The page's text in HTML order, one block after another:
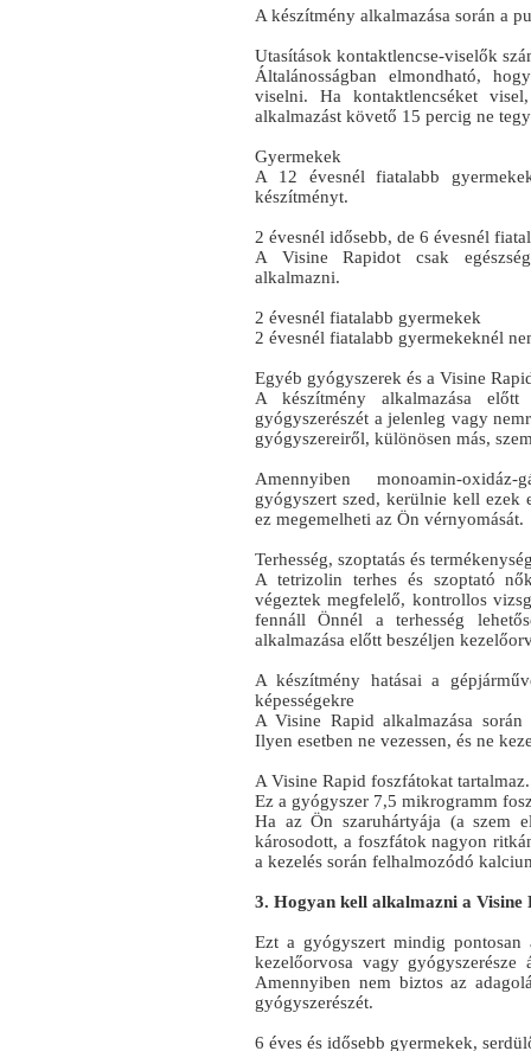
A készítmény alkalmazása során a
Utasítások kontaktlencse-viselők
Általánosságban elmondható,
viselni. Ha kontaktlencséket
alkalmazást követő 15 percig ne
Gyermekek
A 12 évesnél fiatalabb
készítményt.
2 évesnél idősebb, de 6 évesnél
A Visine Rapidot csak
alkalmazni.
2 évesnél fiatalabb gyermekek
2 évesnél fiatalabb gyermekeknél
Egyéb gyógyszerek és a Visine
A készítmény alkalmazása előtt
gyógyszerészét a jelenleg vagy
gyógyszereiről, különösen más,
Amennyiben monoamin-
gyógyszert szed, kerülnie kell ezek
ez megemelheti az Ön vérnyomását.
Terhesség, szoptatás és
A tetrizolin terhes és szoptató
végeztek megfelelő, kontrollos
fennáll Önnél a terhesség
alkalmazása előtt beszéljen
A készítmény hatásai a
képességekre
A Visine Rapid alkalmazása
Ilyen esetben ne vezessen, és ne
A Visine Rapid foszfátokat tartalmaz.
Ez a gyógyszer 7,5 mikrogramm
Ha az Ön szaruhártyája (a szem
károsodott, a foszfátok nagyon
a kezelés során felhalmozódó
3. Hogyan kell alkalmazni a Visine
Ezt a gyógyszert mindig
kezelőorvosa vagy gyógyszerésze
Amennyiben nem biztos az
gyógyszerészét.
6 éves és idősebb gyermekek,